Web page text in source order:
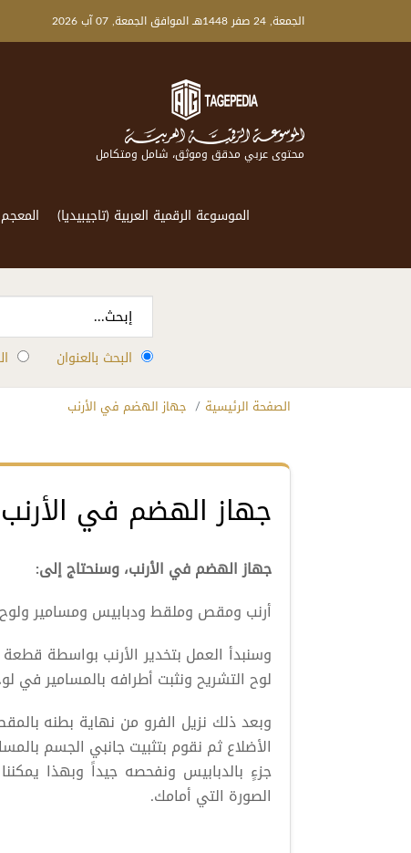
الجمعة, 24 صفر 1448هـ الموافق الجمعة, 07 آب 2026
محتوى عربي مدقق وموثق، شامل ومتكامل
الموسوعة الرقمية العربية (تاجيبيديا)
البحث بالعنوان
الصفحة الرئيسية جهاز الهضم في الأرنب
جهاز الهضم في الأرنب
جهاز الهضم في الأرنب، وسنحتاج إلى:
أرنب ومقص وملقط ودبابيس ومسامير
وسنبدأ العمل بتخدير الأرنب بواسطة
لوح التشريح ونثبت أطرافه بالمسامير في
وبعد ذلك نزيل الفرو من نهاية بطنه
الأضلاع ثم نقوم بتثبيت جانبي الجسم
جزءٍ بالدبابيس ونفحصه جيداً وبهذا
الصورة التي أمامك.